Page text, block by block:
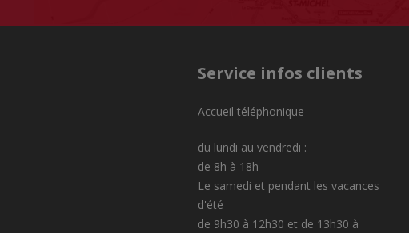
Service infos clients
Accueil téléphonique
du lundi au vendredi :
de 8h à 18h
Le samedi et pendant les vacances
d'été
de 9h30 à 12h30 et de 13h30 à